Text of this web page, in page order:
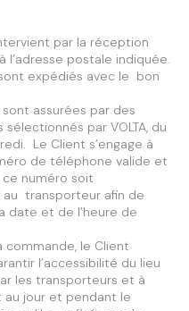
par la réception
l’adresse postale indiquée.
expédiés avec le bon
sont assurées par des
par VOLTA, du
Le Client s’engage à
de téléphone valide et
numéro soit
au transporteur afin de
date et de l’heure de
commande, le Client
l’accessibilité du lieu
les transporteurs et à
jour et pendant le